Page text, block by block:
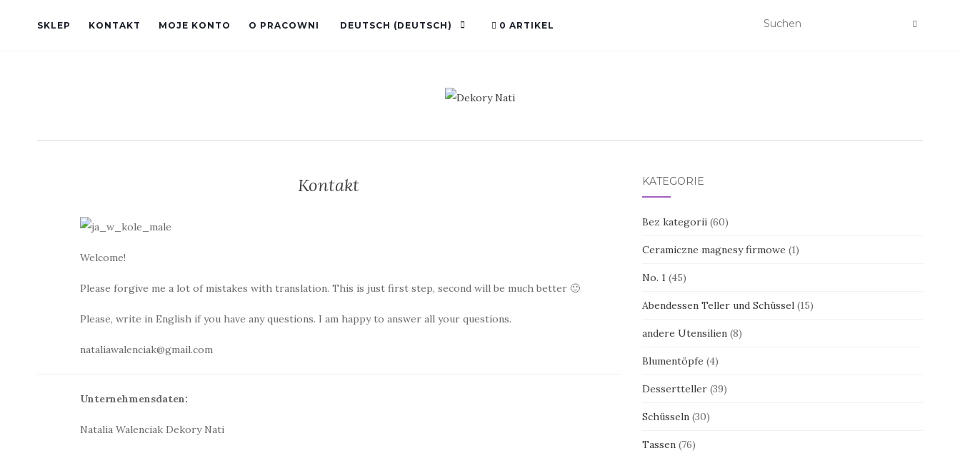
SKLEP KONTAKT MOJE KONTO O PRACOWNI DEUTSCH (DEUTSCH) 0 ARTIKEL
Kontakt
Welcome!
Please forgive me a lot of mistakes with translation. This is just first step, second will be much better 🙂
Please, write in English if you have any questions. I am happy to answer all your questions.
nataliawalenciak@gmail.com
Unternehmensdaten:
Natalia Walenciak Dekory Nati
KATEGORIE
Bez kategorii (60)
Ceramiczne magnesy firmowe (1)
No. 1 (45)
Abendessen Teller und Schüssel (15)
andere Utensilien (8)
Blumentöpfe (4)
Dessertteller (39)
Schüsseln (30)
Tassen (76)